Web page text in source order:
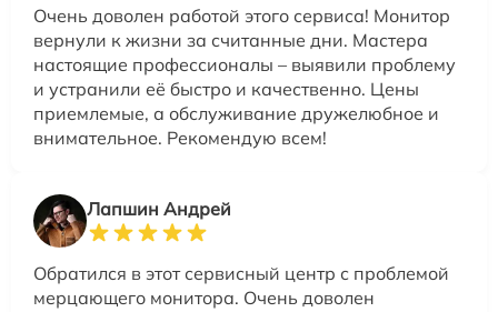
Очень доволен работой этого сервиса! Монитор
вернули к жизни за считанные дни. Мастера
настоящие профессионалы – выявили проблему
и устранили её быстро и качественно. Цены
приемлемые, а обслуживание дружелюбное и
внимательное. Рекомендую всем!
Лапшин Андрей
Обратился в этот сервисный центр с проблемой
мерцающего монитора. Очень доволен